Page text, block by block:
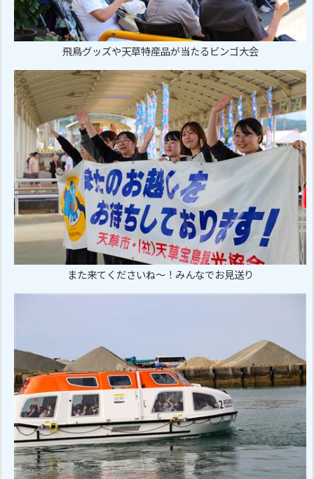
飛鳥グッズや天草特産品が当たるビンゴ大会
また来てくださいね～！みんなでお見送り